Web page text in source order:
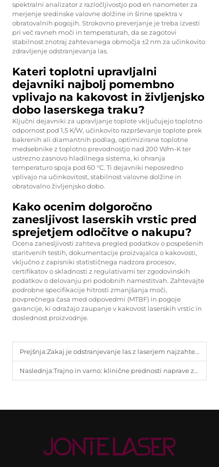
spektralni analizator z razločljivostjo pod en nanometer za
merjenje sredinske valovne dolžine in širine spektra v
obratovalnih pogojih. Strokovno preverjanje je treba izvesti
pri več ravneh moči in temperaturah, da se zagotovi
stabilnost znotraj zahtevanega območja ±2 nm za učinkovito
zdravljenje odstranjevanja las.
Kateri toplotni upravljalni
dejavniki najbolj pomembno
vplivajo na kakovost in življenjsko
dobo laserskega traku?
Ključni dejavniki za upravljanje toplote vključujejo toplotno
odpornost pod 1,5 K/W, učinkovito razprševanje toplote prek
bakrenih ali diamantnih podlag, optimizirane toplotne
medsebnike z toplotno prevodnostjo nad 200 W/m-K ter
ustrezno zasnovo hladilnega sistema, ki ohranja
temperaturo spoja pod 60 °C. Ti dejavniki neposredno
vplivajo na učinkovitost, stabilnost valovne dolžine in
obratovalno življenjsko dobo.
Kako ocenim dolgoročno
zanesljivost laserskih vrstic pred
sprejetjem odločitve o nakupu?
Ocena zanesljivosti zahteva pregled podatkov o pospešenih
staritvenih testih, dokumentacije proizvajalca o kakovosti,
vključno z zapisniki statističnega nadzora procesov,
certifikatov o skladnosti z regulativami ter zgodovinskih
podatkov o delovanju pri podobnih namestitvah. Zahtevajte
podrobne specifikacije hitrosti zmanjšanja moči,
povprečnega časa med odpovedmi (MTBF) in pogoje
garancije, ki odražajo zaupanje v kakovost laserskih vrstic in
doslednost proizvodnje.
Prejšnja:Zakaj je odstranjevanje las z laserjem najzahtevanejša storitev na globalnem trgu medicinske lepote.
Naslednja:Trajno in varno: klinične prednosti naprave za odstranjevanje las z diodnim laserjem 808 nm.